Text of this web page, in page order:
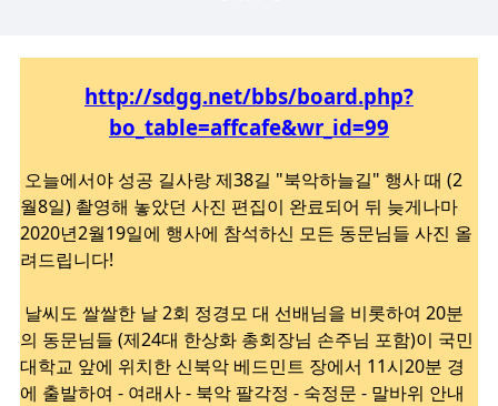
게
게
http://sdgg.net/bbs/board.php?
bo_table=affcafe&wr_id=99
오늘에서야 성공 길사랑 제38길 "북악하늘길" 행사 때 (2
월8일) 촬영해 놓았던 사진 편집이 완료되어 뒤 늦게나마
2020년2월19일에 행사에 참석하신 모든 동문님들 사진 올
려드립니다!
날씨도 쌀쌀한 날 2회 정경모 대 선배님을 비롯하여 20분
의 동문님들 (제24대 한상화 총회장님 손주님 포함)이 국민
대학교 앞에 위치한 신북악 베드민트 장에서 11시20분 경
에 출발하여 - 여래사 - 북악 팔각정 - 숙정문 - 말바위 안내